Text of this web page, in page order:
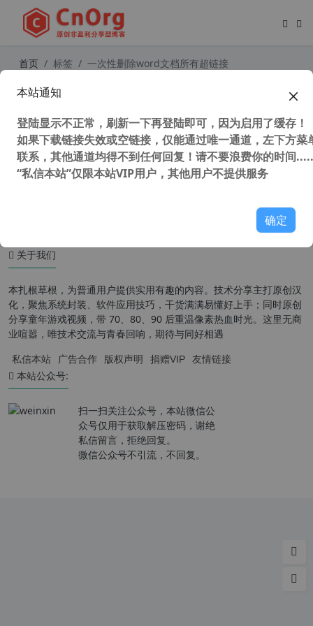
首页 标签 一次性删除word文档所有超链接
一次性批量删除word文档中的所有超
链接
关于我们
本扎根草根，为普通用户提供实用有趣的内容。技术分享主打原创汉
化，聚焦系统封装、软件应用技巧，干货满满易懂好上手；同时原创
分享童年游戏视频，带 70、80、90 后重温像素热血时光。这里无商
业喧嚣，唯技术交流与青春回响，期待与同好相遇
私信本站 广告合作 版权声明 捐赠VIP 友情链接
本站公众号:
扫一扫关注公众号，本站微信公
众号仅用于获取解压密码，谢绝
私信留言，拒绝回复。
微信公众号不引流，不回复。
本站通知
登陆显示不正常，刷新一下再登陆即可，因为启用了缓存！
如果下载链接失效或空链接，仅能通过唯一通道，左下方菜
联系，其他通道均得不到任何回复！请不要浪费你的时间
“私信本站”仅限本站VIP用户，其他用户不提供服务
确定